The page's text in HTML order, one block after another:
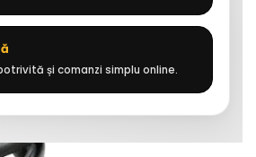
și comanzi simplu online.